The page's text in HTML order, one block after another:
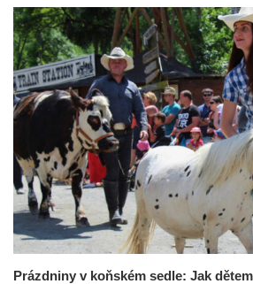
Prázdniny v koňském sedle: Jak